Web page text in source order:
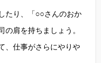
たり、「○○さんのおか
の肩を持ちましょう。
、仕事がさらにやりや